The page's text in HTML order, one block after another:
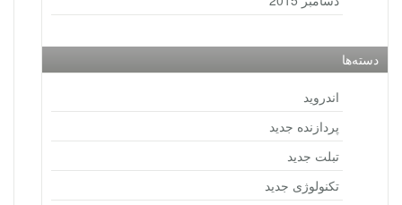
دسته‌ها
اندروید
پردازنده جدید
تبلت جدید
تکنولوژی جدید